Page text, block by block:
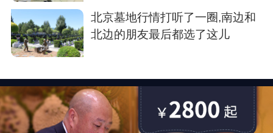
北京墓地行情打听了一圈,南边和
北边的朋友最后都选了这儿